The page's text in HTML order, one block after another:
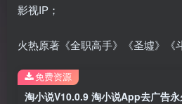
影视IP；
火热原著《全职高手》《圣墟》《
淘小说V10.0.9 淘小说App去广告
免费资源